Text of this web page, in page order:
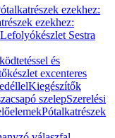
ezekhez:
ezekhez:
Sestra
és
excenteres
Kiegészítők
szelepSzerelési
Pótalkatrészek